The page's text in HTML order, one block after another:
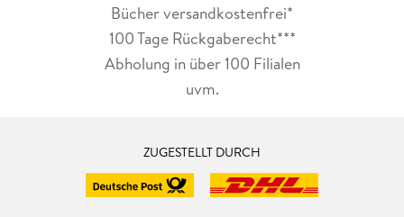
Bücher versandkostenfrei*
100 Tage Rückgaberecht***
Abholung in über 100 Filialen
uvm.
ZUGESTELLT DURCH